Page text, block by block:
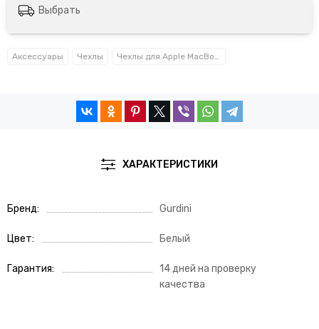
Выбрать
Аксессуары Чехлы Чехлы для Apple MacBook
ХАРАКТЕРИСТИКИ
Бренд Gurdini
Цвет Белый
Гарантия
14 дней на проверку
качества